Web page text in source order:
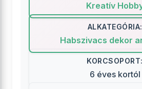
Kreatív
ALKATEGÓRIA:
Habszivacs dekor
KORCSOPORT:
6 éves kortól